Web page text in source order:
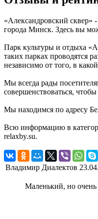
«Александровский сквер»
города Минск. Здесь вы
Парк культуры и отдыха
таких парках проводятся
независимо от того, в
Мы всегда рады
совершенствоваться,
Мы находимся по адресу
Всю информацию в
relaxby.su.
Владимир Диалектов
Маленький, но